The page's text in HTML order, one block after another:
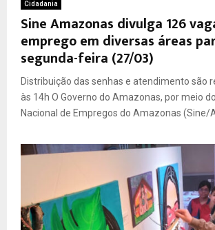
Cidadania
Sine Amazonas divulga 126
emprego em diversas áreas
segunda-feira (27/03)
Distribuição das senhas e atendimento são
às 14h O Governo do Amazonas, por meio
Nacional de Empregos do Amazonas (Sine/